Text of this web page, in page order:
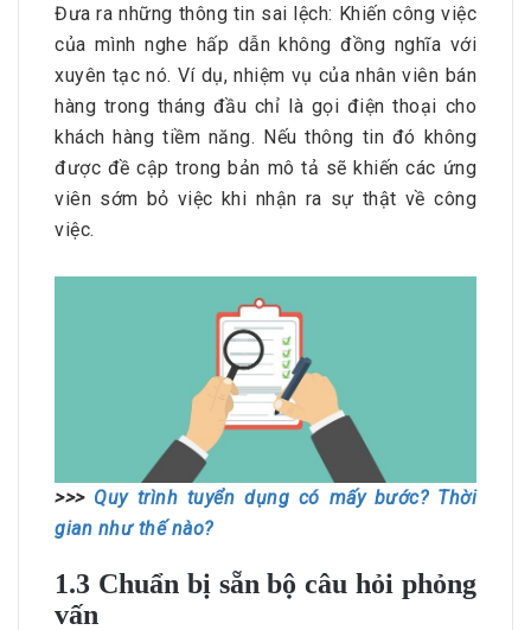
Đưa ra những thông tin sai lệch: Khiến công việc
của mình nghe hấp dẫn không đồng nghĩa với
xuyên tạc nó. Ví dụ, nhiệm vụ của nhân viên bán
hàng trong tháng đầu chỉ là gọi điện thoại cho
khách hàng tiềm năng. Nếu thông tin đó không
được đề cập trong bản mô tả sẽ khiến các ứng
viên sớm bỏ việc khi nhận ra sự thật về công
việc.
>>> Quy trình tuyển dụng có mấy bước? Thời
gian như thế nào?
1.3 Chuẩn bị sẵn bộ câu hỏi phỏng
vấn